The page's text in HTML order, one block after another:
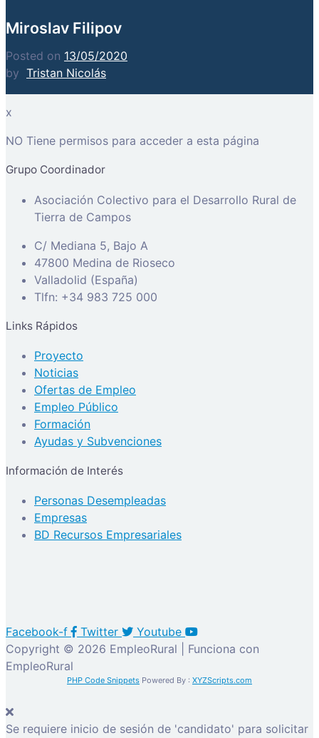
Miroslav Filipov
Posted on 13/05/2020
by Tristan Nicolás
x
NO Tiene permisos para acceder a esta página
Grupo Coordinador
Asociación Colectivo para el Desarrollo Rural de
Tierra de Campos
C/ Mediana 5, Bajo A
47800 Medina de Rioseco
Valladolid (España)
Tlfn: +34 983 725 000
Links Rápidos
Proyecto
Noticias
Ofertas de Empleo
Empleo Público
Formación
Ayudas y Subvenciones
Información de Interés
Personas Desempleadas
Empresas
BD Recursos Empresariales
Facebook-f Twitter
Youtube
Copyright © 2026 EmpleoRural | Funciona con
EmpleoRural
PHP Code Snippets Powered By : XYZScripts.com
Se requiere inicio de sesión de 'candidato' para solicitar